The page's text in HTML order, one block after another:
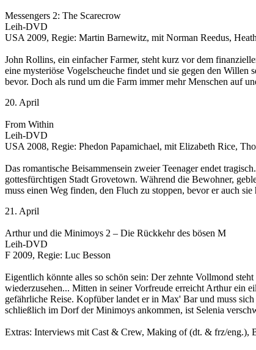
Messengers 2: The Scarecrow
Leih-DVD
USA 2009, Regie: Martin Barnewitz, mit Norman Reedus,
John Rollins, ein einfacher Farmer, steht kurz vor dem
eine mysteriöse Vogelscheuche findet und sie gegen den
bevor. Doch als rund um die Farm immer mehr Menschen auf
20. April
From Within
Leih-DVD
USA 2008, Regie: Phedon Papamichael, mit Elizabeth Rice,
Das romantische Beisammensein zweier Teenager endet
gottesfürchtigen Stadt Grovetown. Während die Bewohner,
muss einen Weg finden, den Fluch zu stoppen, bevor er auch sie
21. April
Arthur und die Minimoys 2 – Die Rückkehr des bösen M
Leih-DVD
F 2009, Regie: Luc Besson
Eigentlich könnte alles so schön sein: Der zehnte Vollmond
wiederzusehen... Mitten in seiner Vorfreude erreicht Arthur ein
gefährliche Reise. Kopfüber landet er in Max' Bar und muss
schließlich im Dorf der Minimoys ankommen, ist Selenia
Extras: Interviews mit Cast & Crew, Making of (dt. & frz/eng.),